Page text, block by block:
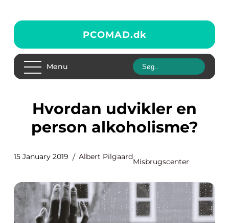
PCOMAD.dk
Menu
Hvordan udvikler en
person alkoholisme?
15 January 2019 Albert Pilgaard
Misbrugscenter